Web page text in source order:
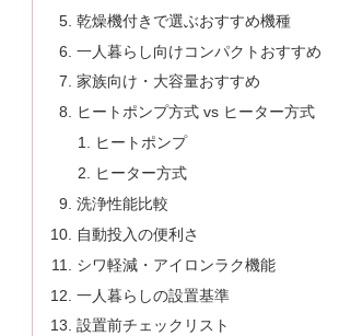
乾燥機付きで選ぶおすすめ機種
一人暮らし向けコンパクトおすすめ
家族向け・大容量おすすめ
ヒートポンプ方式 vs ヒーター方式
ヒートポンプ
ヒーター方式
洗浄性能比較
自動投入の便利さ
シワ軽減・アイロンラク機能
一人暮らしの設置基準
設置前チェックリスト